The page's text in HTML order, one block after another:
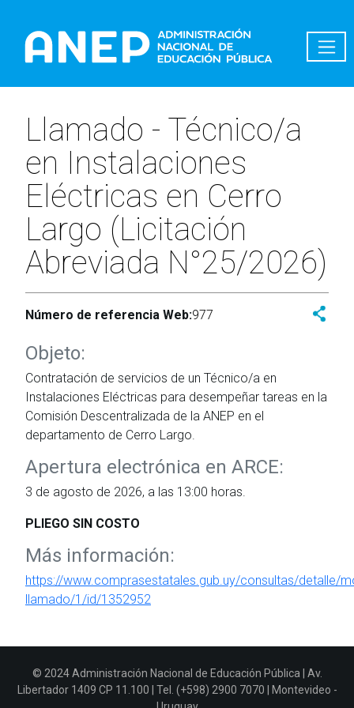
Llamado - Técnico/a
en Instalaciones
Eléctricas en Cerro
Largo (Licitación
Abreviada N°25/2026)
Número de referencia Web:977
Objeto:
Contratación de servicios de un Técnico/a en
Instalaciones Eléctricas para desempeñar tareas en la
Comisión Descentralizada de la ANEP en el
departamento de Cerro Largo.
Apertura electrónica en ARCE:
3 de agosto de 2026, a las 13:00 horas.
PLIEGO SIN COSTO
Más información:
https://www.comprasestatales.gub.uy/consultas/detalle/
llamado/1/id/1352952
© 2024 Administración Nacional de Educación Pública | Av.
Libertador 1409 CP 11.100 | Tel. (+598) 2900 7070 | Montevideo -